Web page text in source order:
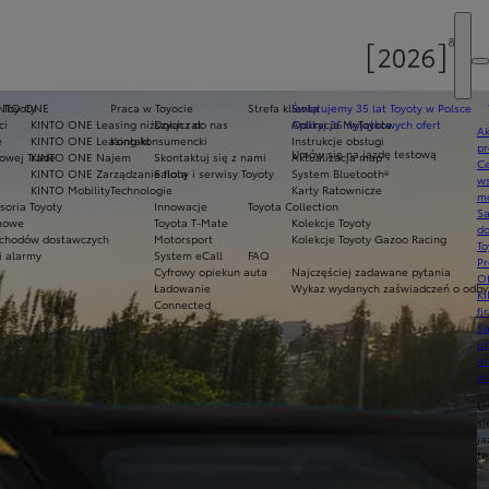
Świętujemy 35 lat Toyoty w Polsce
Odkryj 35 wyjątkowych ofert
Umów się na jazdę testową
Praca w Toyocie
Dołącz do nas
Kontakt
Skontaktuj się z nami
Salony i serwisy Toyoty
Technologie
Innowacje
Toyota T-Mate
Motorsport
System eCall
Cyfrowy opiekun auta
Ładowanie
Connected
ONE
KINTO ONE Leasing niższych rat
KINTO ONE Leasing konsumencki
KINTO ONE Najem
KINTO ONE Zarządzanie flotą
KINTO Mobility
Trade
Toyoty
dostawczych
alarmy
Strefa klienta
Aplikacja MyToyota
Instrukcje obsługi
Aktualizacja map
System Bluetooth®
Karty Ratownicze
Toyota Collection
Kolekcje Toyoty
Kolekcje Toyoty Gazoo Racing
FAQ
Najczęściej zadawane pytania
Wykaz wydanych zaświadczeń o